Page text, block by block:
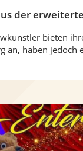
der
bieten
an, haben jedoch